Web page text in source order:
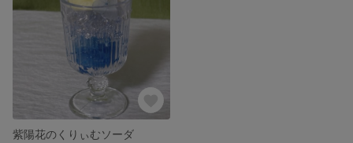
紫陽花のくりぃむソーダ